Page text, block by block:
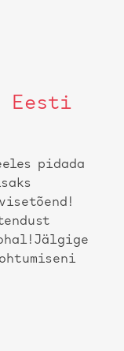
Eesti
pidada